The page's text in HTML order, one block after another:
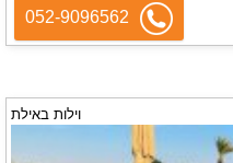
052-9096562
וילות באילת